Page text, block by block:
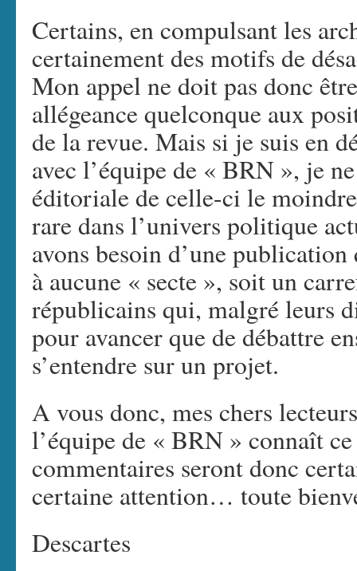
Certains, en compulsant les
certainement des motifs de
Mon appel ne doit pas donc
allégeance quelconque aux
de la revue. Mais si je suis en
avec l’équipe de « BRN », je
éditoriale de celle-ci le
rare dans l’univers politique
avons besoin d’une
à aucune « secte », soit un
républicains qui, malgré leurs
pour avancer que de débattre
s’entendre sur un projet.
A vous donc, mes chers
l’équipe de « BRN » connaît
commentaires seront donc
certaine attention… toute
Descartes